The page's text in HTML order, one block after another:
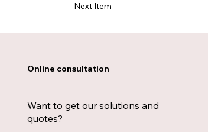
Next Item
Online consultation
Want to get our solutions and
quotes?